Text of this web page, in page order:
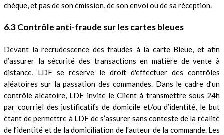
chèque, et pas de son émission, de son envoi ou de sa réception.
6.3 Contrôle anti-fraude sur les cartes bleues
Devant la recrudescence des fraudes à la carte Bleue, et afin
d’assurer la sécurité des transactions en matière de vente à
distance, LDF se réserve le droit d'effectuer des contrôles
aléatoires sur la passation des commandes. Dans le cadre d’un
contrôle aléatoire, LDF invite le Client à transmettre sous 24h
par courriel des justificatifs de domicile et/ou d’identité, le but
étant de permettre à LDF de s’assurer sans conteste de la réalité
de l’identité et de la domiciliation de l'auteur de la commande. Les